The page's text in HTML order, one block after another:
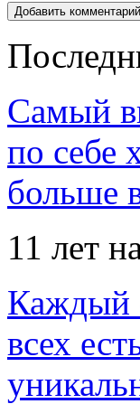
Самый
по себе
больше
11 лет
Каждый
всех